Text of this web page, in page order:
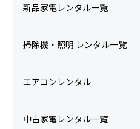
新品家電レンタル一覧
掃除機・照明 レンタル一覧
エアコンレンタル
中古家電レンタル一覧